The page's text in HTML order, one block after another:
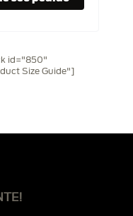
id="850"
Size Guide"]